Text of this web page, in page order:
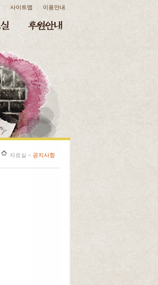
사이트맵 이용안내
자료실 < 공지사항